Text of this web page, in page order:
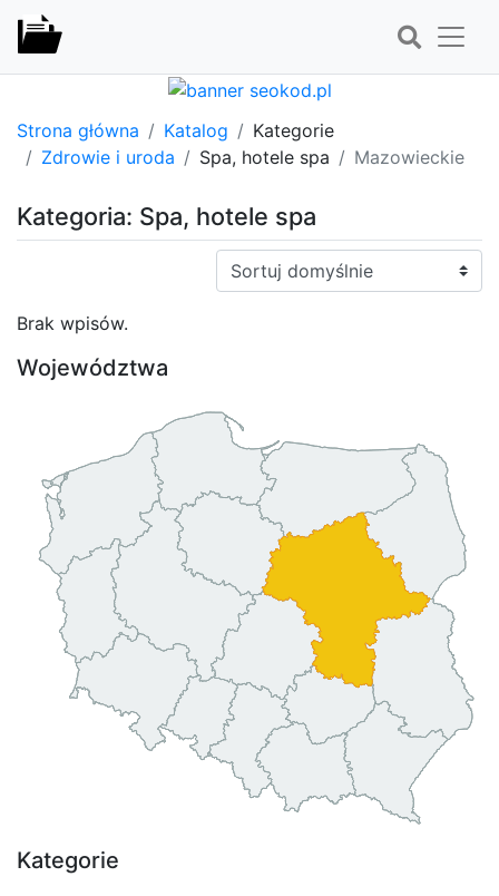
Strona główna Katalog
Kategorie
Zdrowie i uroda
Spa, hotele spa Mazowieckie
Kategoria: Spa, hotele spa
Sortuj:
Brak wpisów.
Województwa
Kategorie